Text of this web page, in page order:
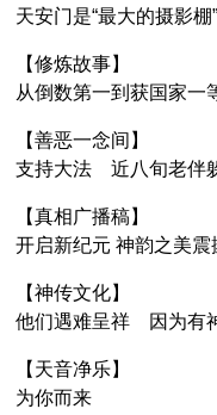
天安门是“最大的摄影棚”
【修炼故事】
从倒数第一到获国家一
【善恶一念间】
支持大法 近八旬老伴
【真相广播稿】
开启新纪元 神韵之美震
【神传文化】
他们遇难呈祥 因为有
【天音净乐】
为你而来